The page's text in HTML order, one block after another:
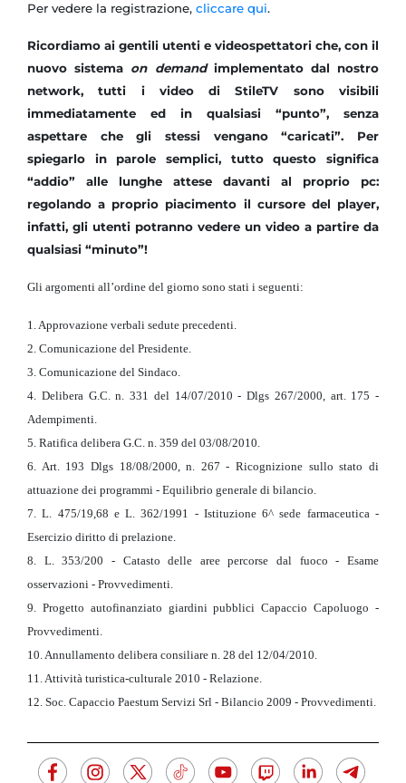
Per vedere la registrazione, cliccare qui.
Ricordiamo ai gentili utenti e videospettatori che, con il
nuovo sistema on demand implementato dal nostro
network, tutti i video di StileTV sono visibili
immediatamente ed in qualsiasi “punto”, senza
aspettare che gli stessi vengano “caricati”. Per
spiegarlo in parole semplici, tutto questo significa
“addio” alle lunghe attese davanti al proprio pc:
regolando a proprio piacimento il cursore del player,
infatti, gli utenti potranno vedere un video a partire da
qualsiasi “minuto”!
Gli argomenti all’ordine del giorno sono stati i seguenti:
1. Approvazione verbali sedute precedenti.
2. Comunicazione del Presidente.
3. Comunicazione del Sindaco.
4. Delibera G.C. n. 331 del 14/07/2010 - Dlgs 267/2000, art. 175 -
Adempimenti.
5. Ratifica delibera G.C. n. 359 del 03/08/2010.
6. Art. 193 Dlgs 18/08/2000, n. 267 - Ricognizione sullo stato di
attuazione dei programmi - Equilibrio generale di bilancio.
7. L. 475/19,68 e L. 362/1991 - Istituzione 6^ sede farmaceutica -
Esercizio diritto di prelazione.
8. L. 353/200 - Catasto delle aree percorse dal fuoco - Esame
osservazioni - Provvedimenti.
9. Progetto autofinanziato giardini pubblici Capaccio Capoluogo -
Provvedimenti.
10. Annullamento delibera consiliare n. 28 del 12/04/2010.
11. Attività turistica-culturale 2010 - Relazione.
12. Soc. Capaccio Paestum Servizi Srl - Bilancio 2009 - Provvedimenti.